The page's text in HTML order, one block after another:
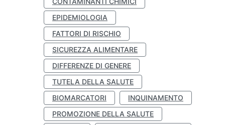
EPIDEMIOLOGIA
FATTORI DI RISCHIO
SICUREZZA ALIMENTARE
DIFFERENZE DI GENERE
TUTELA DELLA SALUTE
BIOMARCATORI
INQUINAMENTO
PROMOZIONE DELLA SALUTE